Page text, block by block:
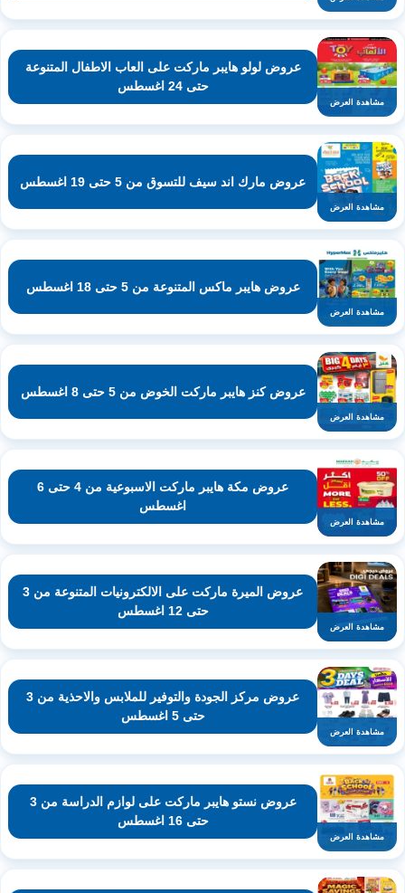
مشاهدة العرض
عروض لولو هايبر ماركت على العاب الاطفال المتنوعة
حتى 24 اغسطس
مشاهدة العرض
عروض مارك اند سيف للتسوق من 5 حتى 19 اغسطس
مشاهدة العرض
عروض هايبر ماكس المتنوعة من 5 حتى 18 اغسطس
مشاهدة العرض
عروض كنز هايبر ماركت الخوض من 5 حتى 8 اغسطس
مشاهدة العرض
عروض مكة هايبر ماركت الاسبوعية من 4 حتى 6
اغسطس
مشاهدة العرض
عروض الميرة ماركت على الالكترونيات المتنوعة من 3
حتى 12 اغسطس
مشاهدة العرض
عروض مركز الجودة والتوفير للملابس والاحذية من 3
حتى 5 اغسطس
مشاهدة العرض
عروض نستو هايبر ماركت على لوازم الدراسة من 3
حتى 16 اغسطس